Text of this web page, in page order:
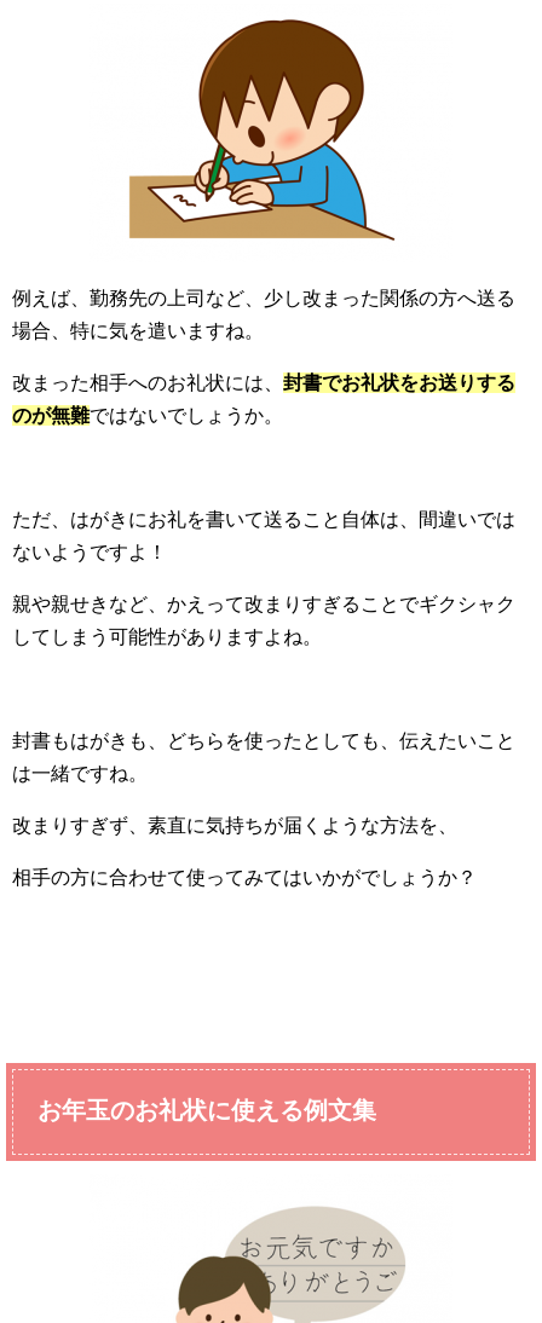
例えば、勤務先の上司など、少し改まった関係の方へ送る
場合、特に気を遣いますね。
改まった相手へのお礼状には、 封書でお礼状をお送りする
のが無難ではないでしょうか。
ただ、はがきにお礼を書いて送ること自体は、間違いでは
ないようですよ！
親や親せきなど、かえって改まりすぎることでギクシャク
してしまう可能性がありますよね。
封書もはがきも、どちらを使ったとしても、伝えたいこと
は一緒ですね。
改まりすぎず、素直に気持ちが届くような方法を、
相手の方に合わせて使ってみてはいかがでしょうか？
お年玉のお礼状に使える例文集